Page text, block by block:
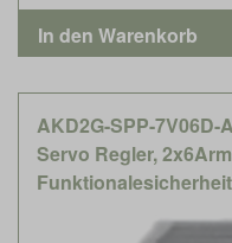
AKD2G-SPP-7V06D-
Servo Regler,